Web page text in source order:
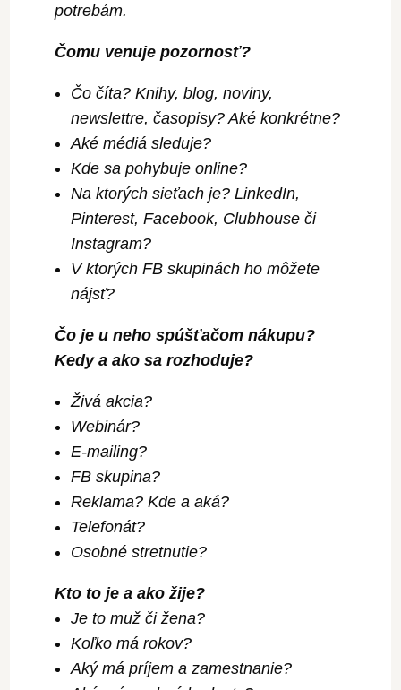
potrebám.
Čomu venuje pozornosť?
Čo číta? Knihy, blog, noviny,
newslettre, časopisy? Aké konkrétne?
Aké médiá sleduje?
Kde sa pohybuje online?
Na ktorých sieťach je? LinkedIn,
Pinterest, Facebook, Clubhouse či
Instagram?
V ktorých FB skupinách ho môžete
nájsť?
Čo je u neho spúšťačom nákupu?
Kedy a ako sa rozhoduje?
Živá akcia?
Webinár?
E-mailing?
FB skupina?
Reklama? Kde a aká?
Telefonát?
Osobné stretnutie?
Kto to je a ako žije?
Je to muž či žena?
Koľko má rokov?
Aký má príjem a zamestnanie?